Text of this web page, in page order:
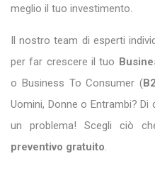
meglio il tuo investimento.
Il nostro team di esperti
per far crescere il tuo
o Business To Consumer (
Uomini, Donne o Entrambi? Di
un problema! Scegli ciò
preventivo gratuito.